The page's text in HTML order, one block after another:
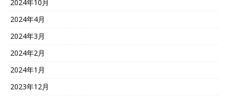
2024年10月
2024年4月
2024年3月
2024年2月
2024年1月
2023年12月